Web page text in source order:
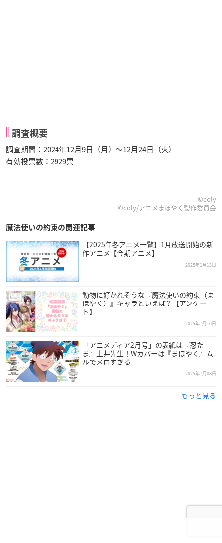
調査概要
調査期間：2024年12月9日（月）～12月24日（火）
有効投票数：2929票
©coly
©coly/アニメまほやく製作委員会
魔法使いの約束の関連記事
【2025年冬アニメ一覧】1月放送開始の新
作アニメ【今期アニメ】
2025年1月13日
動物に好かれそうな『魔法使いの約束（ま
ほやく）』キャラといえば？【アンケー
ト】
2025年1月10日
「アニメディア2月号」の表紙は『忍た
ま』土井先生！Wカバーは『まほやく』ム
ルでメロすぎる
2025年1月08日
もっと見る